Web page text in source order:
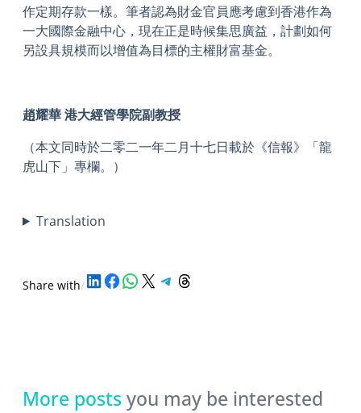
作定期存款一樣。筆者認為財金官員應考慮到香港作為
一大國際金融中心，現在正是時候集思廣益，計劃如何
另設具規模而以增值為目標的主權財富基金。
趙耀華 港大經管學院副教授
（本文同時於二零二一年二月十七日載於《信報》「龍
虎山下」專欄。）
Translation
Share with/Share on LinkedIn Share on Facebook Share on WhatsApp Share on X Share on Telegram Share on Threads
More posts you may be interested